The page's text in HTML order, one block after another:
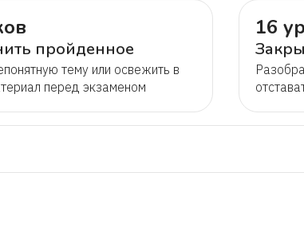
пройденное
тему или освежить в
перед экзаменом
16